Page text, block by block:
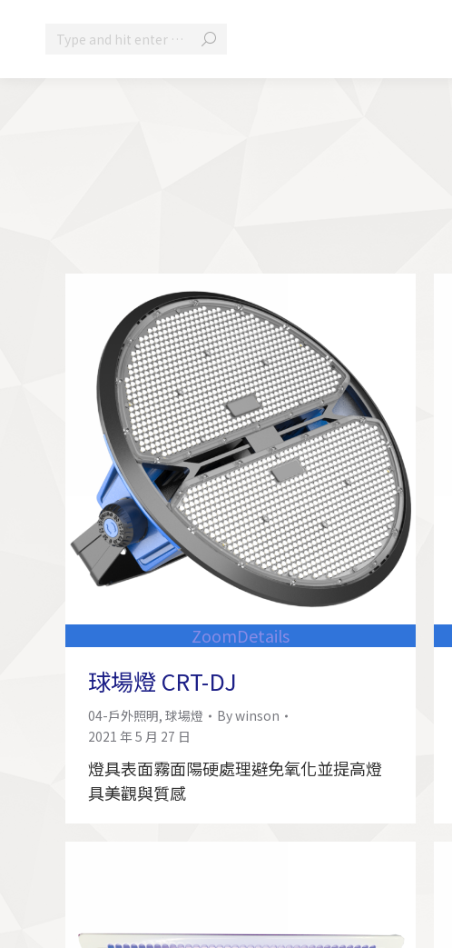
Search:
ZoomDetails
球場燈 CRT-DJ
04-戶外照明, 球場燈 Bywinson
2021 年 5 月 27 日
燈具表面霧面陽硬處理避免氧化並提高燈
具美觀與質感